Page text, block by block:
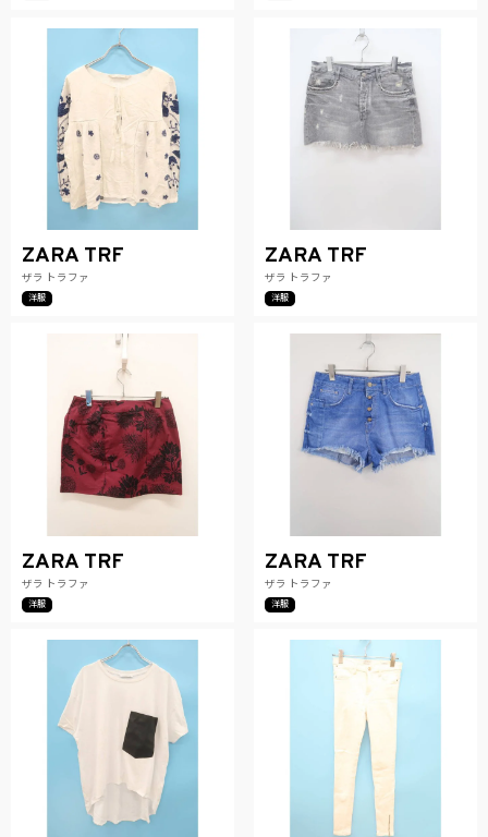
ZARA TRF
ザラ トラファ
洋服
ZARA TRF
ザラ トラファ
洋服
ZARA TRF
ザラ トラファ
洋服
ZARA TRF
ザラ トラファ
洋服